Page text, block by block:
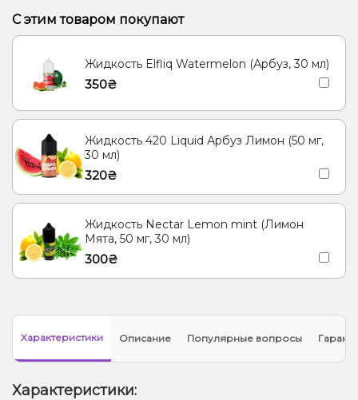
С этим товаром покупают
Жидкость Elfliq Watermelon (Арбуз, 30 мл)
350₴
Жидкость 420 Liquid Арбуз Лимон (50 мг,
30 мл)
320₴
Жидкость Nectar Lemon mint (Лимон
Мята, 50 мг, 30 мл)
300₴
Характеристики Описание Популярные вопросы
Характеристики: